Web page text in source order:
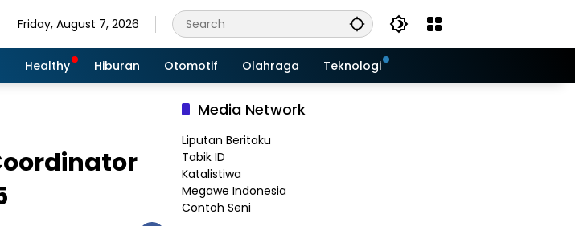
Friday, August 7, 2026
Healthy Hiburan Otomotif Olahraga Teknologi
Media Network
Liputan Beritaku
Tabik ID
Katalistiwa
Megawe Indonesia
Contoh Seni